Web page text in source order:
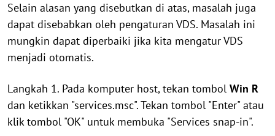
Selain alasan yang disebutkan di atas, masalah juga
dapat disebabkan oleh pengaturan VDS. Masalah ini
mungkin dapat diperbaiki jika kita mengatur VDS
menjadi otomatis.
Langkah 1. Pada komputer host, tekan tombol Win R
dan ketikkan "services.msc". Tekan tombol "Enter" atau
klik tombol "OK" untuk membuka "Services snap-in".